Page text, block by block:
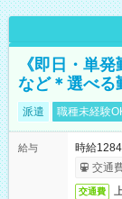
《即日・単
など＊選べる
派遣 職種未経験
給与
時給
交通
交通費